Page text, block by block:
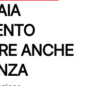
ANCHE